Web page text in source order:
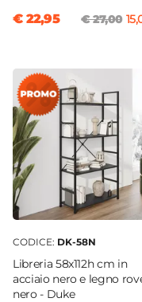
€ 22,95 € 27,00
CODICE: DK-58N
Libreria 58x112h cm in
acciaio nero e legno
nero - Duke